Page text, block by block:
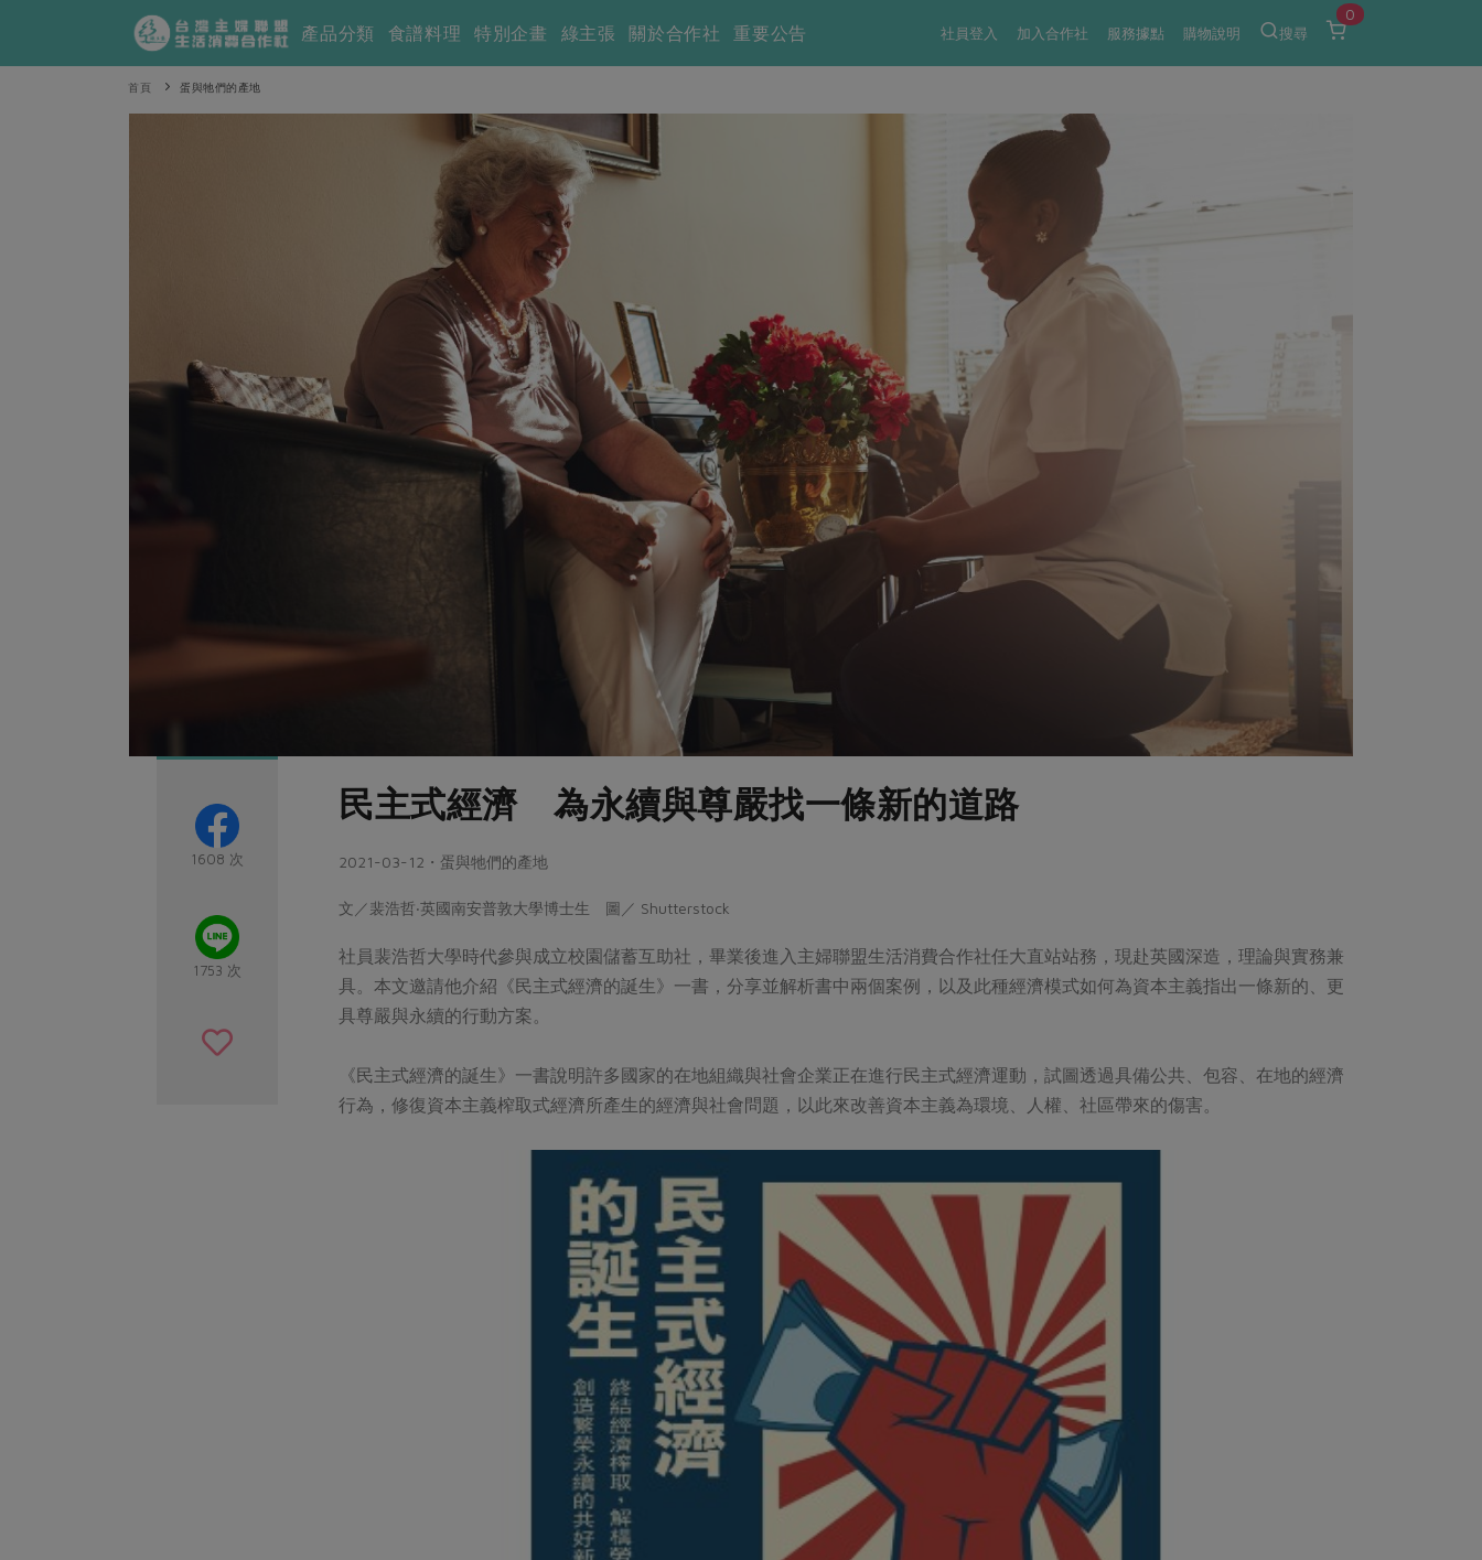
社員登入 加入合作社 服務據點 購物說明 搜尋
0
產品分類 食譜料理 特別企畫 綠主張 關於合作社 重要公告
首頁 蛋與牠們的產地
1608 次
1753 次
民主式經濟 為永續與尊嚴找一條新的道路
2021-03-12・蛋與牠們的產地
文／裴浩哲‧英國南安普敦大學博士生 圖／ Shutterstock
社員裴浩哲大學時代參與成立校園儲蓄互助社，畢業後進入主婦聯盟生活消費合作社任大直站站務，現赴英國深造，理論與實務兼
具。本文邀請他介紹《民主式經濟的誕生》一書，分享並解析書中兩個案例，以及此種經濟模式如何為資本主義指出一條新的、更
具尊嚴與永續的行動方案。
《民主式經濟的誕生》一書說明許多國家的在地組織與社會企業正在進行民主式經濟運動，試圖透過具備公共、包容、在地的經濟
行為，修復資本主義榨取式經濟所產生的經濟與社會問題，以此來改善資本主義為環境、人權、社區帶來的傷害。